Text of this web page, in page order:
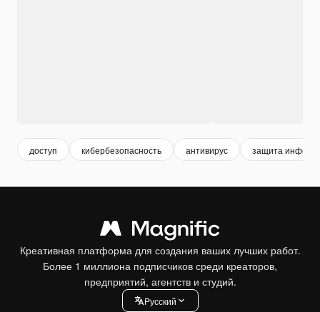
доступ кибербезопасность антивирус защита
Креативная платформа для создания ваших лучших работ.
Более 1 миллиона подписчиков среди креаторов,
предприятий, агентств и студий.
Pусский